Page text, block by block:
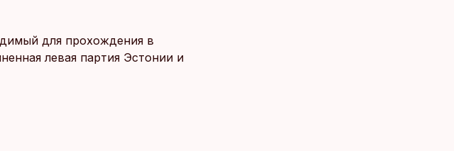
для прохождения в
левая партия Эстонии и